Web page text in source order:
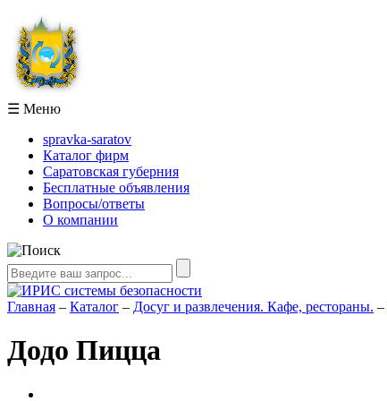
☰ Меню
spravka-saratov
Каталог фирм
Саратовская губерния
Бесплатные объявления
Вопросы/ответы
О компании
Главная – Каталог – Досуг и развлечения. Кафе, рестораны. –
Додо Пицца